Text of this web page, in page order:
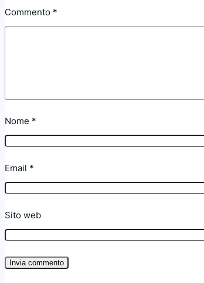
Commento *
Nome *
Email *
Sito web